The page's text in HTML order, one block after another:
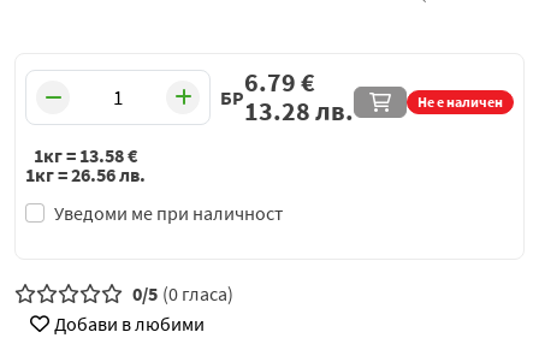
БР Не е наличен
Уведоми ме при наличност
6.79€
13.28лв.
1кг = 13.58€
1кг =26.56лв.
0/5 (0 гласа)
Добави в любими